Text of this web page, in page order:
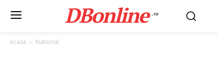
DBonline .ro
Acasă National